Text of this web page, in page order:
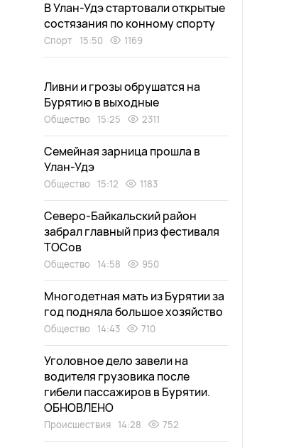
В Улан-Удэ стартовали открытые
состязания по конному спорту
Спорт 15:50 1169
Ливни и грозы обрушатся на
Бурятию в выходные
Общество 15:25 2311
Семейная зарница прошла в
Улан-Удэ
Общество 15:12 1183
Северо-Байкальский район
забрал главный приз фестиваля
ТОСов
Общество 14:58 950
Многодетная мать из Бурятии за
год подняла большое хозяйство
Общество 14:43 710
Уголовное дело завели на
водителя грузовика после
гибели пассажиров в Бурятии.
ОБНОВЛЕНО
Происшествия 14:28 752